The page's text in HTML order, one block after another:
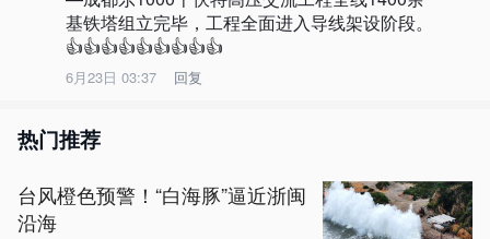
基铁塔组立完毕，工程全面进入导线架设阶段。
👍👍👍👍👍👍👍👍👍
6月23日 03:37 回复
热门推荐
台风橙色预警！“白海豚”逼近浙闽
沿海